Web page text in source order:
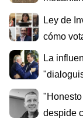
Ley de
cómo
La
despide